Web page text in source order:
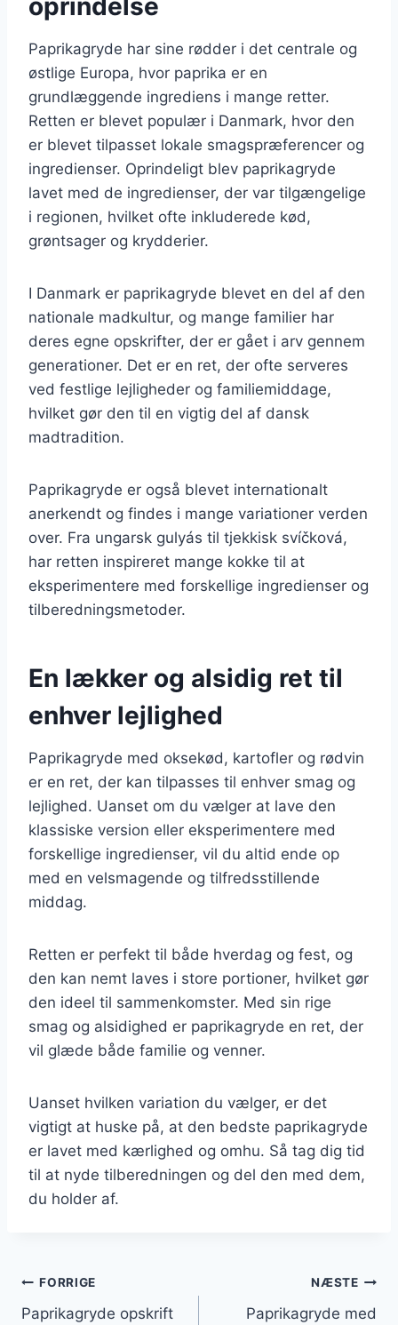
Paprikagryde har sine rødder i det centrale og
østlige Europa, hvor paprika er en
grundlæggende ingrediens i mange retter.
Retten er blevet populær i Danmark, hvor den
er blevet tilpasset lokale smagspræferencer og
ingredienser. Oprindeligt blev paprikagryde
lavet med de ingredienser, der var tilgængelige
i regionen, hvilket ofte inkluderede kød,
grøntsager og krydderier.
I Danmark er paprikagryde blevet en del af den
nationale madkultur, og mange familier har
deres egne opskrifter, der er gået i arv gennem
generationer. Det er en ret, der ofte serveres
ved festlige lejligheder og familiemiddage,
hvilket gør den til en vigtig del af dansk
madtradition.
Paprikagryde er også blevet internationalt
anerkendt og findes i mange variationer verden
over. Fra ungarsk gulyás til tjekkisk svíčková,
har retten inspireret mange kokke til at
eksperimentere med forskellige ingredienser og
tilberedningsmetoder.
En lækker og alsidig ret til
enhver lejlighed
Paprikagryde med oksekød, kartofler og rødvin
er en ret, der kan tilpasses til enhver smag og
lejlighed. Uanset om du vælger at lave den
klassiske version eller eksperimentere med
forskellige ingredienser, vil du altid ende op
med en velsmagende og tilfredsstillende
middag.
Retten er perfekt til både hverdag og fest, og
den kan nemt laves i store portioner, hvilket gør
den ideel til sammenkomster. Med sin rige
smag og alsidighed er paprikagryde en ret, der
vil glæde både familie og venner.
Uanset hvilken variation du vælger, er det
vigtigt at huske på, at den bedste paprikagryde
er lavet med kærlighed og omhu. Så tag dig tid
til at nyde tilberedningen og del den med dem,
du holder af.
Indlægsnavigation
FORRIGE
Paprikagryde opskrift
NÆSTE
Paprikagryde med